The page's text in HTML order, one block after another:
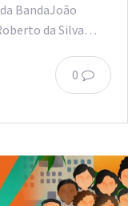
BandaJoão
da Silva…
0